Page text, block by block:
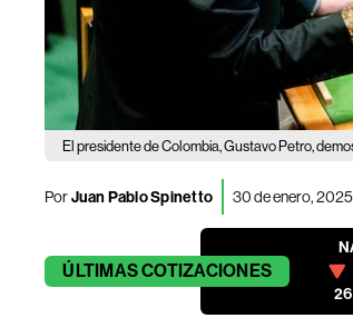
El presidente de Colombia, Gustavo Petro,
PorJuan Pablo Spinetto 30 de enero,
ÚLTIMASCOTIZACIONES